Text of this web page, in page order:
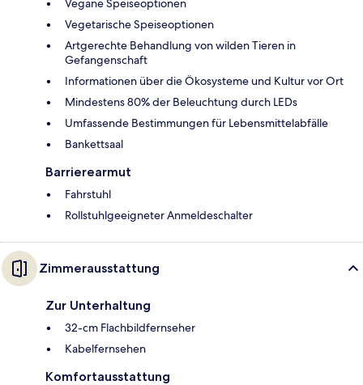
Vegane Speiseoptionen
Vegetarische Speiseoptionen
Artgerechte Behandlung von wilden Tieren in
Gefangenschaft
Informationen über die Ökosysteme und Kultur vor Ort
Mindestens 80% der Beleuchtung durch LEDs
Umfassende Bestimmungen für Lebensmittelabfälle
Bankettsaal
Barrierearmut
Fahrstuhl
Rollstuhlgeeigneter Anmeldeschalter
Zimmerausstattung
Zur Unterhaltung
32-cm Flachbildfernseher
Kabelfernsehen
Komfortausstattung